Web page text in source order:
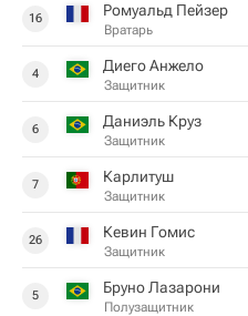
16 Ромуальд Пейзер
Вратарь
4 Диего Анжело
Защитник
6 Даниэль Круз
Защитник
7 Карлитуш
Защитник
26 Кевин Гомис
Защитник
5 Бруно Лазарони
Полузащитник